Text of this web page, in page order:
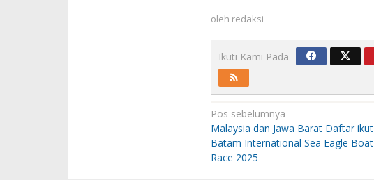
oleh redaksi
Ikuti Kami Pada
Navigasi
pos
Pos sebelumnya
Malaysia dan Jawa Barat Daftar ikut
Batam International Sea Eagle Boat
Race 2025